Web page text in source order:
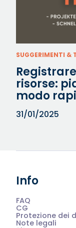
SUGGERIMENTI &
risorse:
modo
31/01/2025
Info
FAQ
CG
Protezione dei
Note legali